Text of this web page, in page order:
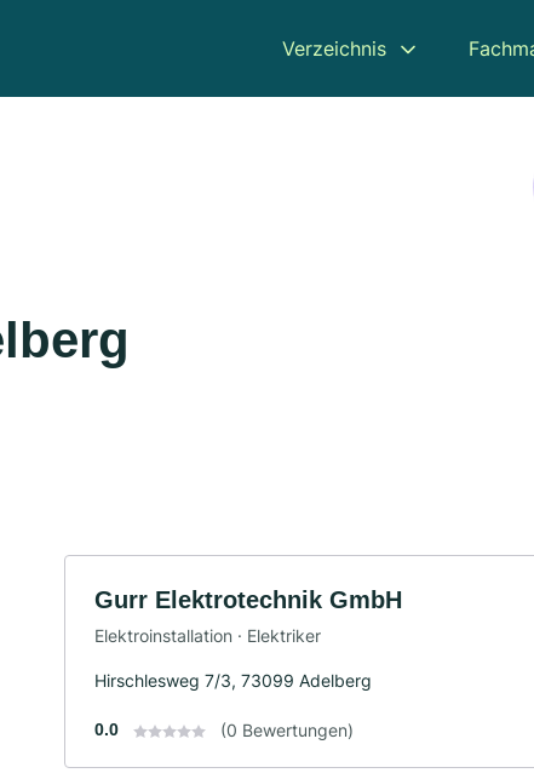
Verzeichnis
Gurr Elektrotechnik GmbH
Elektroinstallation · Elektriker
Hirschlesweg 7/3, 73099 Adelberg
0.0 (0 Bewertungen)